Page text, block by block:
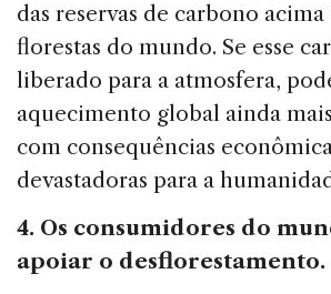
das reservas de carbono acima
florestas do mundo. Se esse
liberado para a atmosfera,
aquecimento global ainda
com consequências
devastadoras para a
4. Os consumidores do
apoiar o desflorestamento.